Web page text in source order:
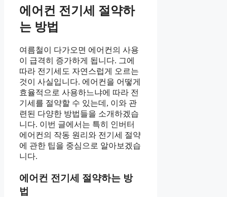
에어컨 전기세 절약하
는 방법
여름철이 다가오면 에어컨의 사용
이 급격히 증가하게 됩니다. 그에
따라 전기세도 자연스럽게 오르는
것이 사실입니다. 에어컨을 어떻게
효율적으로 사용하느냐에 따라 전
기세를 절약할 수 있는데, 이와 관
련된 다양한 방법들을 소개하겠습
니다. 이번 글에서는 특히 인버터
에어컨의 작동 원리와 전기세 절약
에 관한 팁을 중심으로 알아보겠습
니다.
에어컨 전기세 절약하는 방
법